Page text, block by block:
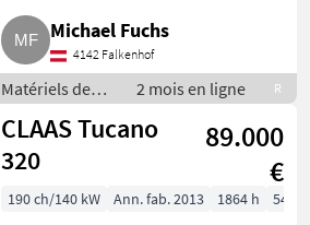
Michael Fuchs
4142 Falkenhof
Matériels de
récolte agricole
/
Moissonneuses-
batteuses
2 mois en ligne R
CLAAS Tucano
320
89.000
€
190 ch/140 kW Ann. fab. 2013 1864 h
540